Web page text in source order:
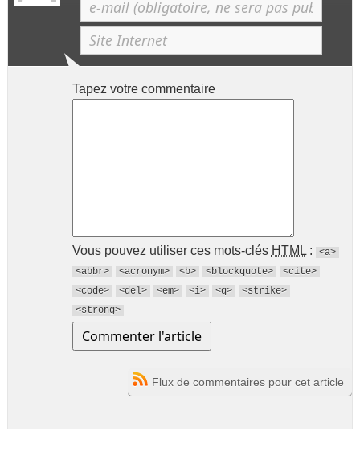
Tapez votre commentaire
Vous pouvez utiliser ces mots-clés HTML:
<a>
<abbr>
<acronym> <b> <blockquote>
<cite>
<code>
<del> <em> <i> <q>
<strike>
<strong>
Flux de commentaires pour cet article